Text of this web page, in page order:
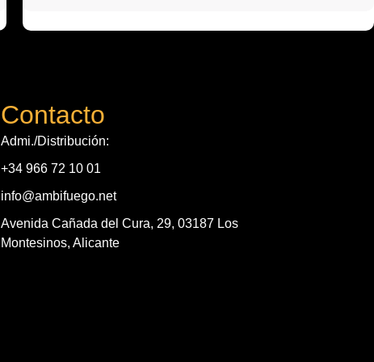
Contacto
Admi./Distribución:
+34 966 72 10 01
info@ambifuego.net
Avenida Cañada del Cura, 29, 03187 Los
Montesinos, Alicante